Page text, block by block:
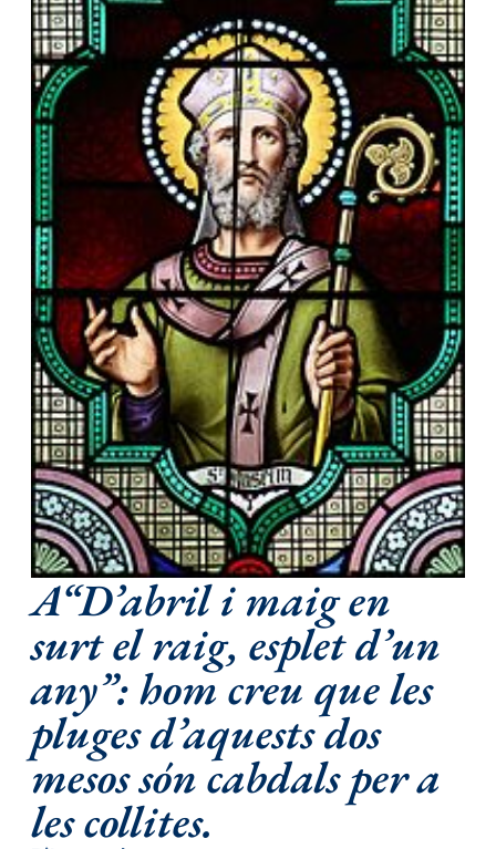
A“D’abril i maig en
surt el raig, esplet d’un
any”: hom creu que les
pluges d’aquests dos
mesos són cabdals per a
les collites.